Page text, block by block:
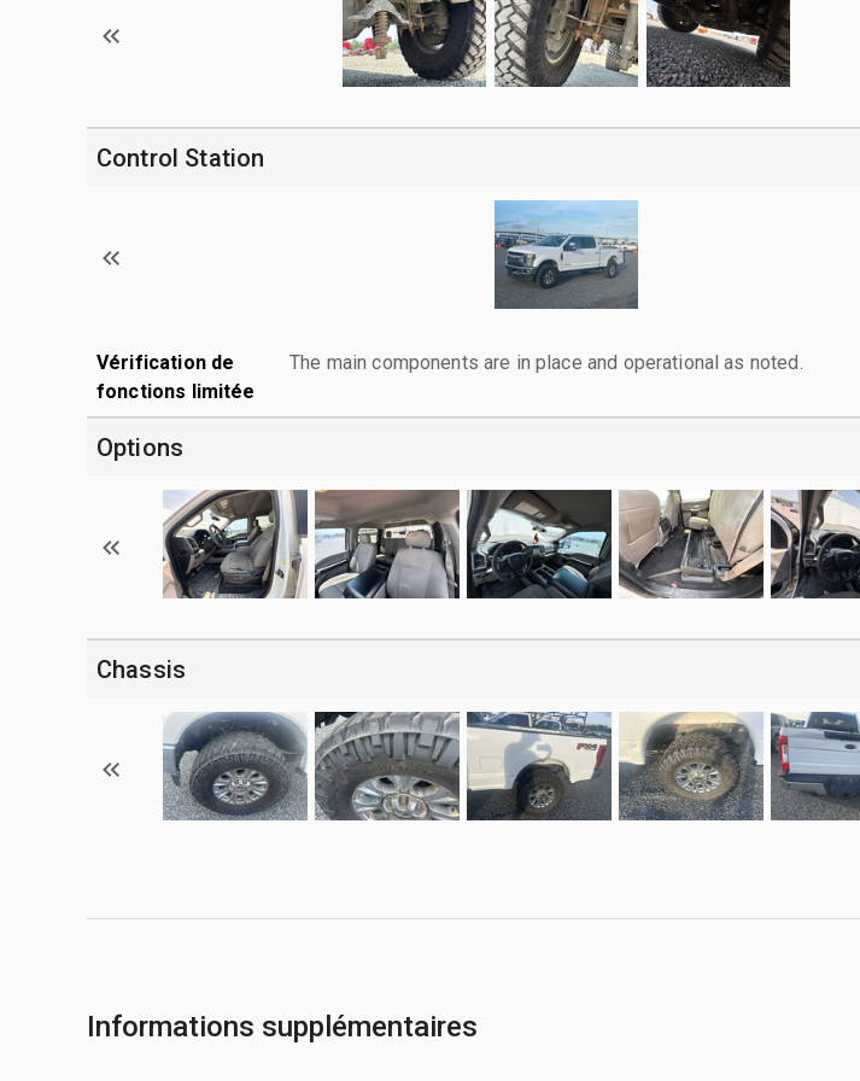
Control Station
Vérification de
fonctions limitée
The main components are in place and operational as noted.
Options
Chassis
Informations supplémentaires